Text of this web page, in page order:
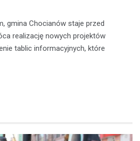
gmina Chocianów staje przed
realizację nowych projektów
tablic informacyjnych, które